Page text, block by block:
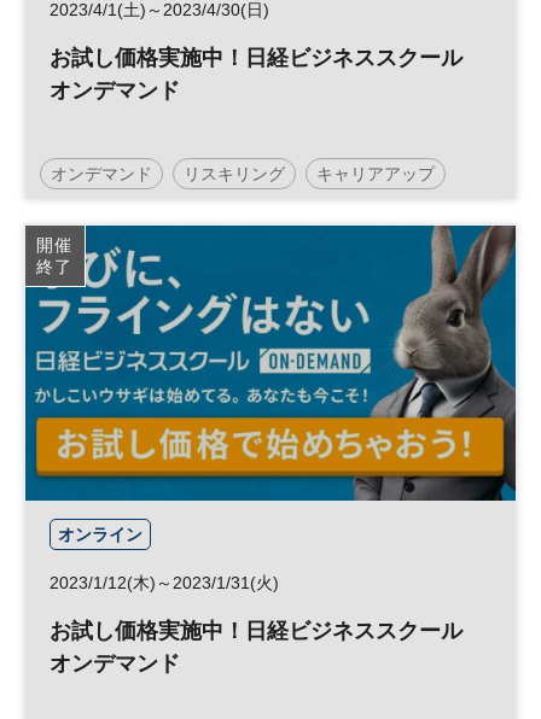
2023/4/1(土)～2023/4/30(日)
お試し価格実施中！日経ビジネススクール
オンデマンド
オンデマンド リスキリング キャリアアップ
日経ビジネススクール
開催
終了
オンライン
2023/1/12(木)～2023/1/31(火)
お試し価格実施中！日経ビジネススクール
オンデマンド